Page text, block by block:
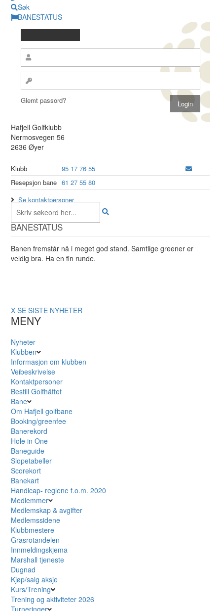
Søk
BANESTATUS
Glemt passord?
Hafjell Golfklubb
Nermosvegen 56
2636 Øyer
Klubb
95 17 76 55
Resepsjon bane 61 27 55 80
Se kontaktpersoner
BANESTATUS
Banen fremstår nå i meget god stand. Samtlige greener er
veldig bra. Ha en fin runde.
X SE SISTE NYHETER
MENY
Nyheter
Klubben
Informasjon om klubben
Veibeskrivelse
Kontaktpersoner
Bestill Golfhäftet
Bane
Om Hafjell golfbane
Booking/greenfee
Banerekord
Hole in One
Baneguide
Slopetabeller
Scorekort
Banekart
Handicap- reglene f.o.m. 2020
Medlemmer
Medlemskap & avgifter
Medlemssidene
Klubbmestere
Grasrotandelen
Innmeldingskjema
Marshall tjeneste
Dugnad
Kjøp/salg aksje
Kurs/Trening
Trening og aktiviteter 2026
Turneringer